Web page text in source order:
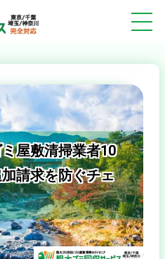
屋敷清掃業者10
請求を防ぐチェ